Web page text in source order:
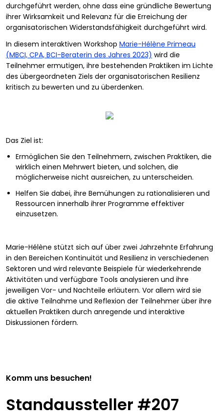
durchgeführt werden, ohne dass eine gründliche Bewertung
ihrer Wirksamkeit und Relevanz für die Erreichung der
organisatorischen Widerstandsfähigkeit durchgeführt wird.
In diesem interaktiven Workshop Marie-Hélène Primeau
(MBCI, CPA, BCI-Beraterin des Jahres 2023) wird die
Teilnehmer ermutigen, ihre bestehenden Praktiken im Lichte
des übergeordneten Ziels der organisatorischen Resilienz
kritisch zu bewerten und zu überdenken.
Das Ziel ist:
Ermöglichen Sie den Teilnehmern, zwischen Praktiken, die
wirklich einen Mehrwert bieten, und solchen, die
möglicherweise nicht ausreichen, zu unterscheiden.
Helfen Sie dabei, ihre Bemühungen zu rationalisieren und
Ressourcen innerhalb ihrer Programme effektiver
einzusetzen.
Marie-Hélène stützt sich auf über zwei Jahrzehnte Erfahrung
in den Bereichen Kontinuität und Resilienz in verschiedenen
Sektoren und wird relevante Beispiele für wiederkehrende
Aktivitäten und verfügbare Tools analysieren und ihre
jeweiligen Vor- und Nachteile erläutern. Vor allem wird sie
die aktive Teilnahme und Reflexion der Teilnehmer über ihre
aktuellen Praktiken durch anregende und interaktive
Diskussionen fördern.
Komm uns besuchen!
Standaussteller #207